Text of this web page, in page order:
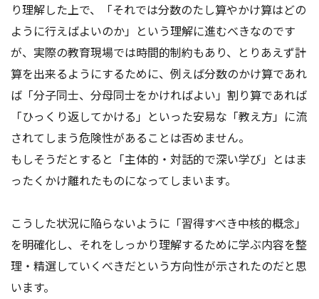
り理解した上で、「それでは分数のたし算やかけ算はどの
ように行えばよいのか」という理解に進むべきなのです
が、実際の教育現場では時間的制約もあり、とりあえず計
算を出来るようにするために、例えば分数のかけ算であれ
ば「分子同士、分母同士をかければよい」割り算であれば
「ひっくり返してかける」といった安易な「教え方」に流
されてしまう危険性があることは否めません。
もしそうだとすると「主体的・対話的で深い学び」とはま
ったくかけ離れたものになってしまいます。
こうした状況に陥らないように「習得すべき中核的概念」
を明確化し、それをしっかり理解するために学ぶ内容を整
理・精選していくべきだという方向性が示されたのだと思
います。